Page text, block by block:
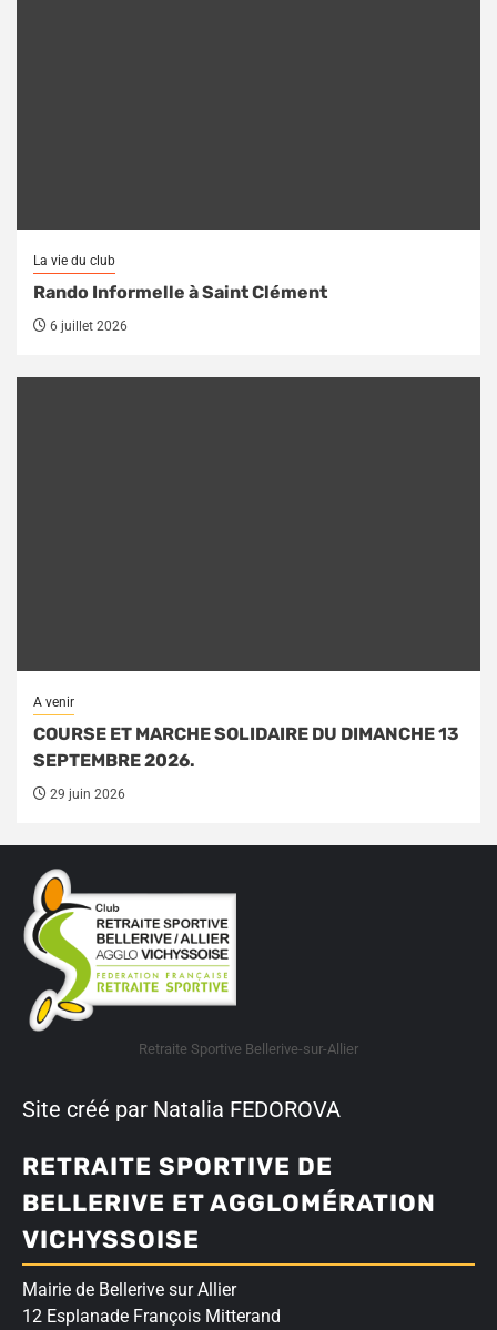
La vie du club
Rando Informelle à Saint Clément
6 juillet 2026
A venir
COURSE ET MARCHE SOLIDAIRE DU DIMANCHE 13
SEPTEMBRE 2026.
29 juin 2026
Retraite Sportive Bellerive-sur-Allier
Site créé par Natalia FEDOROVA
RETRAITE SPORTIVE DE
BELLERIVE ET AGGLOMÉRATION
VICHYSSOISE
Mairie de Bellerive sur Allier
12 Esplanade François Mitterand